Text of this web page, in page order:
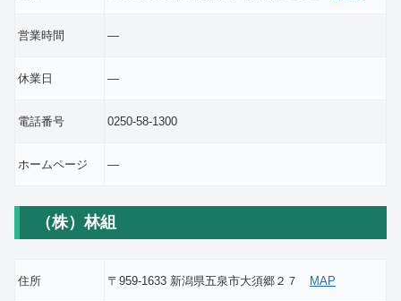
営業時間 ―
休業日 ―
電話番号 0250-58-1300
ホームページ ―
（株）林組
住所 〒959-1633 新潟県五泉市大須郷２７ MAP